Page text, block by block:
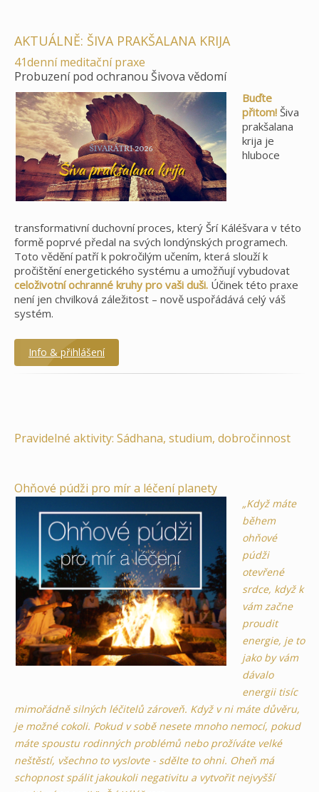
AKTUÁLNĚ: ŠIVA PRAKŠALANA KRIJA
41denní meditační praxe
Probuzení pod ochranou Šivova vědomí
Buďte
přitom! Šiva
prakšalana
krija je
hluboce
transformativní duchovní proces, který Šrí Káléšvara v této
formě poprvé předal na svých londýnských programech.
Toto vědění patří k pokročilým učením, která slouží k
pročištění energetického systému a umožňují vybudovat
celoživotní ochranné kruhy pro vaši duši. Účinek této praxe
není jen chvilková záležitost – nově uspořádává celý váš
systém.
Info & přihlášení
Pravidelné aktivity: Sádhana, studium, dobročinnost
Ohňové púdži pro mír a léčení planety
„Když máte
během
ohňové
púdži
otevřené
srdce, když k
vám začne
proudit
energie, je to
jako by vám
dávalo
energii tisíc
mimořádně silných léčitelů zároveň. Když v ni máte důvěru,
je možné cokoli. Pokud v sobě nesete mnoho nemocí, pokud
máte spoustu rodinných problémů nebo prožíváte velké
neštěstí, všechno to vyslovte - sdělte to ohni. Oheň má
schopnost spálit jakoukoli negativitu a vytvořit nejvyšší